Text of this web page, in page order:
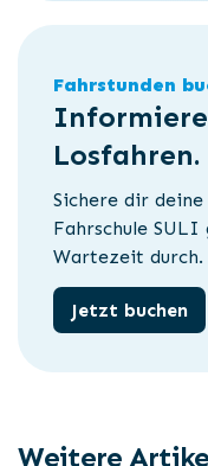
Fahrstunden
Losfahren.
Sichere dir
Fahrschule
Wartezeit durch.
Jetzt buchen
Weitere